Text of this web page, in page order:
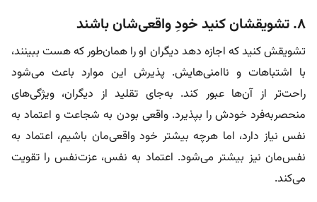
۸. تشویقشان کنید خودِ واقعی‌شان باشند
تشویقش کنید که اجازه دهد دیگران او را همان‌طور که هست ببینند،
با اشتباهات و ناامنی‌هایش. پذیرش این موارد باعث می‌شود
راحت‌تر از آن‌ها عبور کند. به‌جای تقلید از دیگران، ویژگی‌های
منحصربه‌فرد خودش را بپذیرد. واقعی بودن به شجاعت و اعتماد به
نفس نیاز دارد، اما هرچه بیشتر خود واقعی‌مان باشیم، اعتماد به
نفس‌مان نیز بیشتر می‌شود. اعتماد به نفس، عزت‌نفس را تقویت
می‌کند.